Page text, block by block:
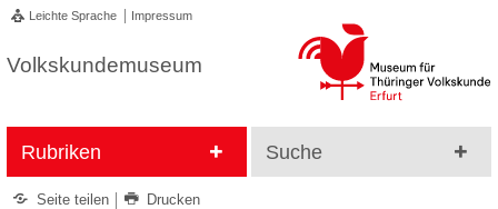
Leichte Sprache Impressum
Volkskundemuseum
Rubriken Suche
Seite teilen Drucken